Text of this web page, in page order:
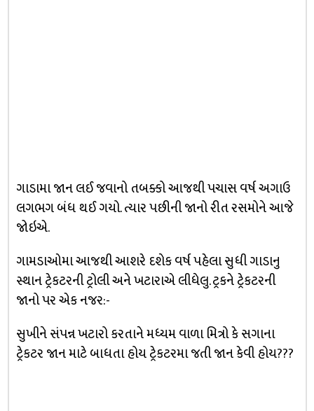
ગાડામા જાન લઈ જવાનો તબક્કો આજથી પચાસ વર્ષ અગાઉ
લગભગ બંધ થઈ ગયો. ત્યાર પછીની જાનો રીત રસમોને આજે
જોઇએ.
ગામડાઓમા આજથી આશરે દશેક વર્ષ પહેલા સુધી ગાડાનુ
સ્થાન ટ્રેકટરની ટ્રોલી અને ખટારાએ લીધેલુ. ટ્રકને ટ્રેકટરની
જાનો પર એક નજર:-
સુખીને સંપન્ન ખટારો કરતાને મધ્યમ વાળા મિત્રો કે સગાના
ટ્રેકટર જાન માટે બાધતા હોય ટ્રેકટરમા જતી જાન કેવી હોય???